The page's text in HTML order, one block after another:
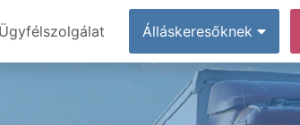
Ügyfélszolgálat Álláskeresőknek